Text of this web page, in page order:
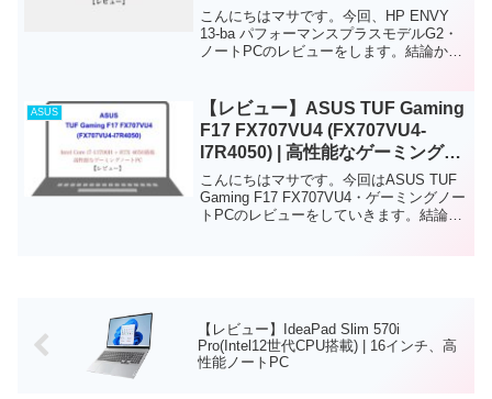
こんにちはマサです。今回、HP ENVY
13-ba パフォーマンスプラスモデルG2・
ノートPCのレビューをします。結論から
ノートPCです。ディスプレイにはタ...
ASUS
【レビュー】ASUS TUF Gaming
F17 FX707VU4 (FX707VU4-
I7R4050) | 高性能なゲーミングノ
ートPC
こんにちはマサです。今回はASUS TUF
Gaming F17 FX707VU4・ゲーミングノー
トPCのレビューをしていきます。結論か
【レビュー】IdeaPad Slim 570i
Pro(Intel12世代CPU搭載) | 16インチ、高
性能ノートPC